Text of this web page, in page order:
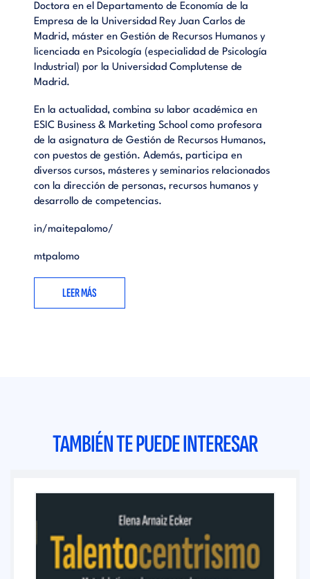
materiales necesarios 4.2. Fase de ejecución 4.2.1. Recogida
de datos y análisis de las informaciones 4.2.2. Elaboración de
la descripción previa de los puestos de trabajo 4.2.3.
Verificación y elaboración de las descripciones definitivas de
los puestos Elaboración del informe final 4.3. Fase de control
análisis de los puestos de trabajo BIBLIOGRAFÍA
Doctora en el Departamento de Economía de la
Empresa de la Universidad Rey Juan Carlos de
Madrid, máster en Gestión de Recursos Humanos y
licenciada en Psicología (especialidad de Psicología
Industrial) por la Universidad Complutense de
Madrid.
En la actualidad, combina su labor académica en
ESIC Business & Marketing School como profesora
de la asignatura de Gestión de Recursos Humanos,
con puestos de gestión. Además, participa en
diversos cursos, másteres y seminarios relacionados
con la dirección de personas, recursos humanos y
desarrollo de competencias.
in/maitepalomo/
mtpalomo
LEER MÁS
TAMBIÉN TE PUEDE INTERESAR